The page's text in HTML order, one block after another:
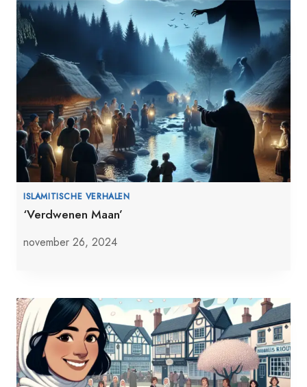
ISLAMITISCHE VERHALEN
‘Verdwenen Maan’
november 26, 2024